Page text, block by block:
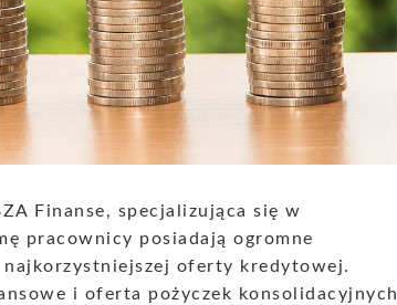
Finanse, specjalizująca się w
pracownicy posiadają ogromne
oferty kredytowej.
i oferta pożyczek konsolidacyjnych